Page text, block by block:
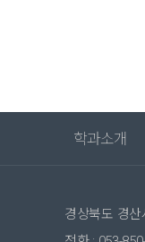
학과소개
경상북도 경